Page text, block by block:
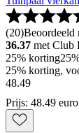
(20)Beoordeeld
36.37 met Club
25% korting
25% korting,
48.49
Prijs: 48.49 euro